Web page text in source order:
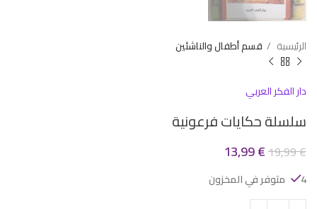
الرئيسية قسم أطفال والناشئين
دار الفكر العربي
سلسلة حكايات فرعونية
19,99€
13,99€
4 متوفر في المخزون